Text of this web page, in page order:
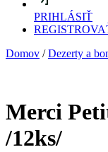
PRIHLÁSIŤ
Domov /Dezerty a
Merci
/12ks/